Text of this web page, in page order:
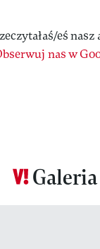
eś nasz
nas w
Galeria